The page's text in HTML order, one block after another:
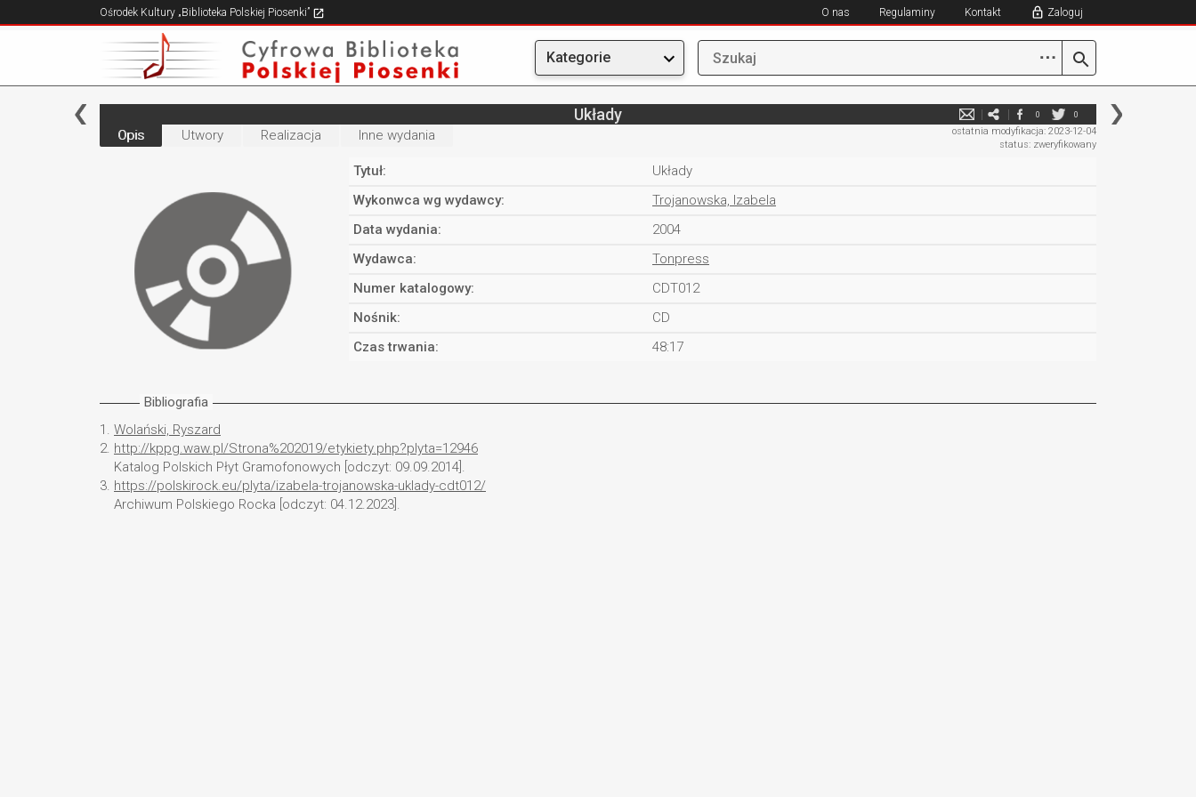
Ośrodek Kultury „Biblioteka Polskiej Piosenki” O nas Regulaminy Kontakt Zaloguj
Kategorie ⋯
Układy 0 0
ostatnia modyfikacja: 2023-12-04
status: zweryfikowany
Opis Utwory Realizacja Inne wydania
Tytuł:
Układy
Wykonwca wg wydawcy:
Trojanowska, Izabela
Data wydania:
2004
Wydawca:
Tonpress
Numer katalogowy:
CDT012
Nośnik:
CD
Czas trwania:
48:17
Bibliografia
1. Wolański, Ryszard
2. http://kppg.waw.pl/Strona%202019/etykiety.php?plyta=12946
Katalog Polskich Płyt Gramofonowych [odczyt: 09.09.2014].
3. https://polskirock.eu/plyta/izabela-trojanowska-uklady-cdt012/
Archiwum Polskiego Rocka [odczyt: 04.12.2023].